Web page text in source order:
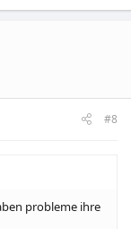
#8
probleme ihre